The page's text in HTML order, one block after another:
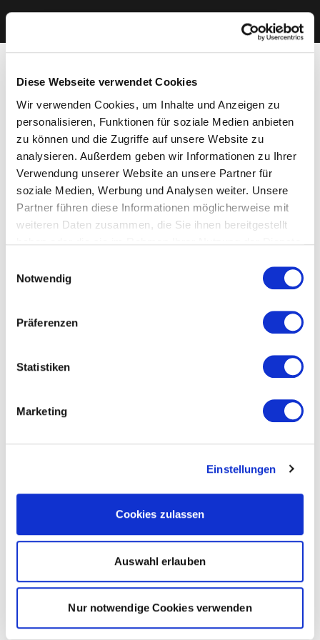
Diese Webseite verwendet Cookies
Wir verwenden Cookies, um Inhalte und Anzeigen zu
personalisieren, Funktionen für soziale Medien anbieten
zu können und die Zugriffe auf unsere Website zu
analysieren. Außerdem geben wir Informationen zu Ihrer
Verwendung unserer Website an unsere Partner für
soziale Medien, Werbung und Analysen weiter. Unsere
Partner führen diese Informationen möglicherweise mit
weiteren Daten zusammen, die Sie ihnen bereitgestellt
Cookies, wenn Sie unsere Webseite weiterhin nutzen.
Notwendig
Präferenzen
Statistiken
Marketing
Einstellungen
Cookies zulassen
Auswahl erlauben
Nur notwendige Cookies verwenden